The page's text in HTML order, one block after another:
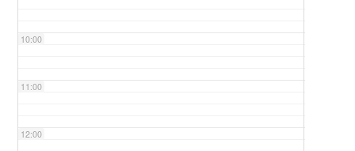
10:00
11:00
12:00